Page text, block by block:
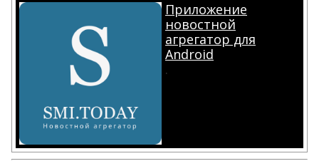
Приложение
новостной
агрегатор для
Android
.